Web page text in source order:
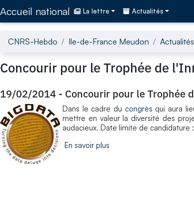
Accueil national La lettre Actualités
CNRS-Hebdo Ile-de-France Meudon Actualités
Concourir pour le Trophée de
19/02/2014 - Concourir pour le Trophée
Dans le cadre du congrès qui aura
mettre en valeur la diversité des
audacieux. Date limite de candidature :
En savoir plus